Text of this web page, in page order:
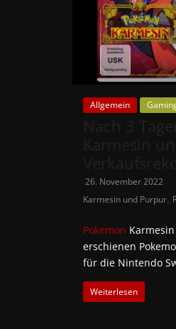
Allgemein
26. November 2022
Karmesin und Purpur,
Pokemon
erschienen
für die Nintendo
Weiterlesen